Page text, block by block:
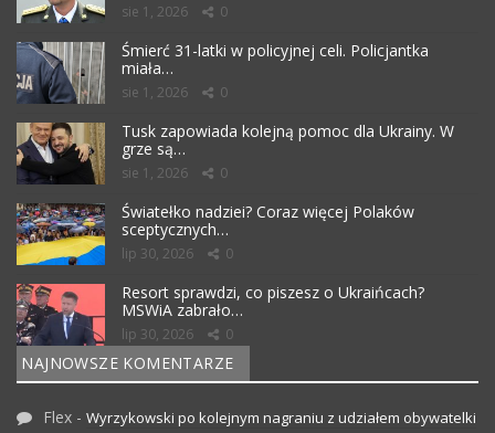
sie 1, 2026 0
Śmierć 31-latki w policyjnej celi. Policjantka
miała…
sie 1, 2026 0
Tusk zapowiada kolejną pomoc dla Ukrainy. W
grze są…
sie 1, 2026 0
Światełko nadziei? Coraz więcej Polaków
sceptycznych…
lip 30, 2026 0
Resort sprawdzi, co piszesz o Ukraińcach?
MSWiA zabrało…
lip 30, 2026 0
NAJNOWSZE KOMENTARZE
Flex - Wyrzykowski po kolejnym nagraniu z udziałem obywatelki